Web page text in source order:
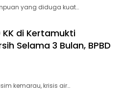
yang diduga kuat…
di Kertamukti
Selama 3 Bulan, BPBD
kemarau, krisis air…